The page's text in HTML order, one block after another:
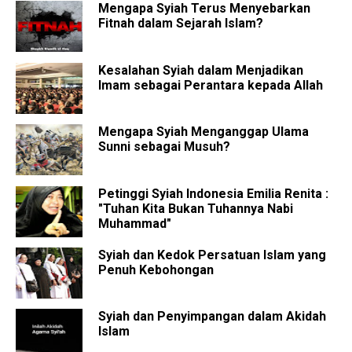
Mengapa Syiah Terus Menyebarkan
Fitnah dalam Sejarah Islam?
Kesalahan Syiah dalam Menjadikan
Imam sebagai Perantara kepada Allah
Mengapa Syiah Menganggap Ulama
Sunni sebagai Musuh?
Petinggi Syiah Indonesia Emilia Renita :
"Tuhan Kita Bukan Tuhannya Nabi
Muhammad"
Syiah dan Kedok Persatuan Islam yang
Penuh Kebohongan
Syiah dan Penyimpangan dalam Akidah
Islam